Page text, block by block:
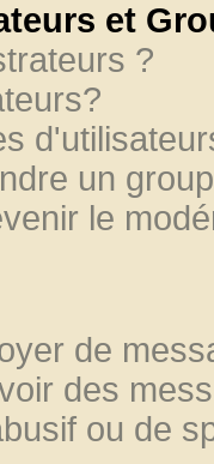
et
?
un
le
de
des
ou de